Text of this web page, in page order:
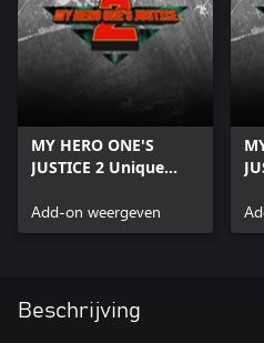
MY HERO ONE'S
JUSTICE 2 Unique
Add-on weergeven
Beschrijving